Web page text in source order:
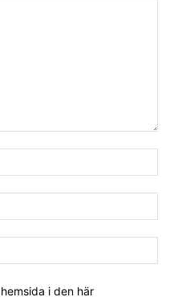
i den här